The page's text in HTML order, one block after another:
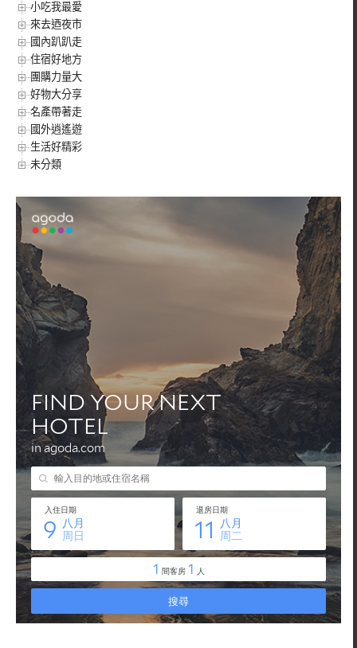
小吃我最愛
來去迺夜市
國內趴趴走
住宿好地方
團購力量大
好物大分享
名產帶著走
國外逍遙遊
生活好精彩
未分類